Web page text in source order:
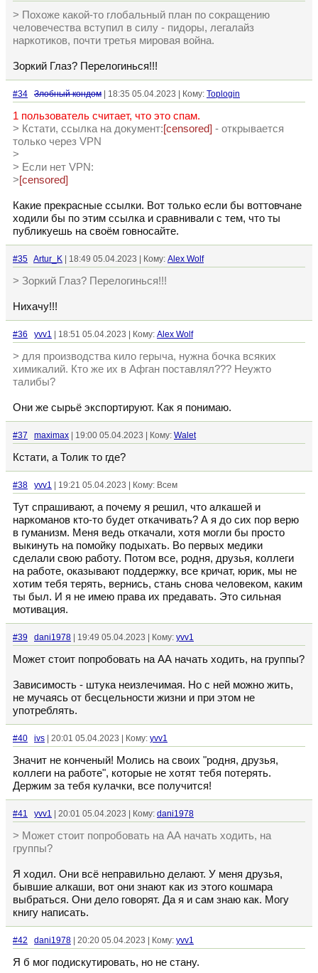
> Похоже какой-то глобальный план по сокращению
человечества вступил в силу - пидоры, легалайз
наркотиков, почти третья мировая война.
Зоркий Глаз? Перелогинься!!!
#34 Злобный кондом | 18:35 05.04.2023 | Кому: Toplogin
1 пользователь считает, что это спам.
> Кстати, ссылка на документ:[censored] - открывается
только через VPN
>
> Если нет VPN:
>[censored]
Какие прекрасные ссылки. Вот только если бы воттовчане
ходили бы по этим ссылка и сравнивали с тем, что ты
публикуешь на своём говносайте.
#35 Artur_K | 18:49 05.04.2023 | Кому: Alex Wolf
> Зоркий Глаз? Перелогинься!!!
Нихачу!!!
#36 yvv1 | 18:51 05.04.2023 | Кому: Alex Wolf
> для производства кило герыча, нужна бочка всяких
химикалий. Кто же их в Афган поставлял??? Неужто
талибы?
Они же сырьё экспортируют. Как я понимаю.
#37 maximax | 19:00 05.04.2023 | Кому: Walet
Кстати, а Толик то где?
#38 yvv1 | 19:21 05.04.2023 | Кому: Всем
Тут спрашивают, а почему я решил, что алкашей и
наркоманов кто-то будет откачивать? А я до сих пор верю
в гуманизм. Меня ведь откачали, хотя могли бы просто
выкинуть на помойку подыхать. Во первых медики
сделали свою работу. Потом все, родня, друзья, коллеги
на работе, оказывают поддержку, все кричат, юрик, мы не
хотим тебя терять, вернись, стань снова человеком, каким
ты был. И я не имею права их предавать. Это сильная
мотивация.
#39 dani1978 | 19:49 05.04.2023 | Кому: yvv1
Может стоит попробовать на АА начать ходить, на группы?
Зависимость - штука неизлечимая. Но с ней можно жить,
не мучаясь от бесцельности жизни и при этом не
употреблять.
#40 ivs | 20:01 05.04.2023 | Кому: yvv1
Значит не конченый! Молись на своих "родня, друзья,
коллеги на работе", которые не хотят тебя потерять.
Держим за тебя кулачки, все получится!
#41 yvv1 | 20:01 05.04.2023 | Кому: dani1978
> Может стоит попробовать на АА начать ходить, на
группы?
Я ходил. Они всё неправильно делают. У меня друзья,
бывшие алкаши, вот они знают как из этого кошмара
выбраться. Они дело говорят. Да я и сам знаю как. Могу
книгу написать.
#42 dani1978 | 20:20 05.04.2023 | Кому: yvv1
Я б мог подискутировать, но не стану.